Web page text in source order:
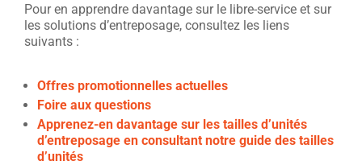
Pour en apprendre davantage sur le libre-service et sur
les solutions d’entreposage, consultez les liens
suivants :
Offres promotionnelles actuelles
Foire aux questions
Apprenez-en davantage sur les tailles d’unités
d’entreposage en consultant notre guide des tailles
d’unités